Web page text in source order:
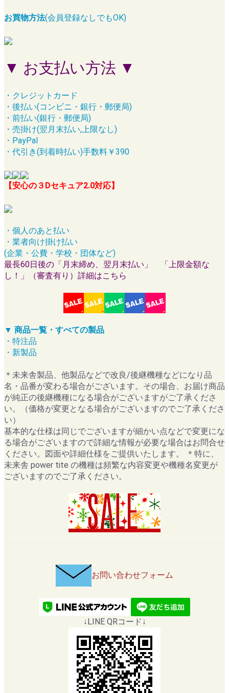
お買物方法(会員登録なしでもOK)
▼ お支払い方法 ▼
・クレジットカード
・後払い(コンビニ・銀行・郵便局)
・前払い(銀行・郵便局)
・売掛け(翌月末払い,上限なし)
・PayPal
・代引き(到着時払い)手数料￥390
【安心の３Dセキュア2.0対応】
・個人のあと払い
・業者向け掛け払い
(企業・公費・学校・団体など)
最長60日後の「月末締め、翌月末払い」 「上限金額な
し！」（審査有り）詳細はこちら
▼ 商品一覧・すべての製品
・特注品
・新製品
＊未来舎製品、他製品などで改良/後継機種などになり品
名・品番が変わる場合がございます。その場合、お届け商品
が純正の後継機種になる場合がございますがご了承くださ
い。（価格が変更となる場合がございますのでご了承くださ
い）
基本的な仕様は同じでございますが細かい点などで変更にな
る場合がございますので詳細な情報が必要な場合はお問合せ
ください。図面や詳細仕様をご提供いたします。 ＊特に、
未来舎 power tite の機種は頻繁な内容変更や機種名変更が
ございますのでご了承ください。
お問い合わせフォーム
↓LINE QRコード↓